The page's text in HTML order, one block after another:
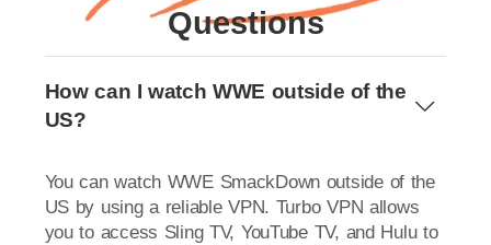
Questions
How can I watch WWE outside of the
US?
You can watch WWE SmackDown outside of the
US by using a reliable VPN. Turbo VPN allows
you to access Sling TV, YouTube TV, and Hulu to